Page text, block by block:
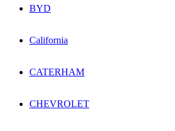
BYD
California
CATERHAM
CHEVROLET